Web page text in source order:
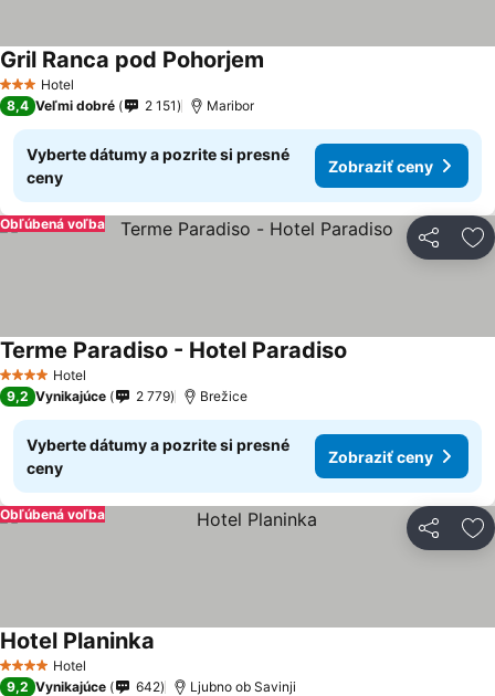
3 Počet hviezdičiek
Hotel
Gril Ranca pod Pohorjem
8,4 Veľmi dobré 2 151 Maribor
Vyberte dátumy a pozrite si presné
ceny
Zobraziť ceny
Zdieľať
Obľúbená voľba
4 Počet hviezdičiek
Hotel
Terme Paradiso - Hotel Paradiso
9,2 Vynikajúce 2 779 Brežice
Vyberte dátumy a pozrite si presné
ceny
Zobraziť ceny
Zdieľať
Obľúbená voľba
4 Počet hviezdičiek
Hotel
Hotel Planinka
9,2 Vynikajúce 642 Ljubno ob Savinji